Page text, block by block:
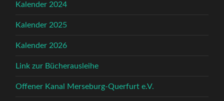
Kalender 2024
Kalender 2025
Kalender 2026
Link zur Bücherausleihe
Offener Kanal Merseburg-Querfurt e.V.